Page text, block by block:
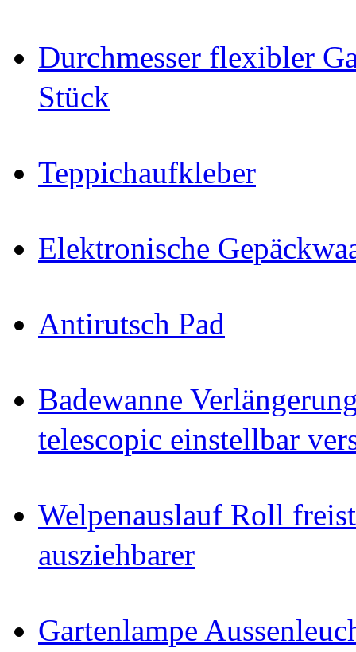
Durchmesser flexibler
Stück
Teppichaufkleber
Elektronische
Antirutsch Pad
Badewanne
telescopic einstellbar
Welpenauslauf Roll
ausziehbarer
Gartenlampe